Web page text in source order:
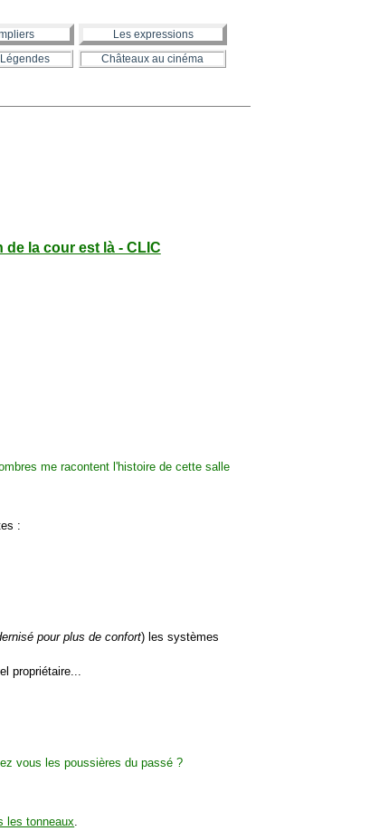
Les expressions
Châteaux au cinéma
de la cour est là - CLIC
:
pour plus de confort) les systèmes
propriétaire...
les tonneaux